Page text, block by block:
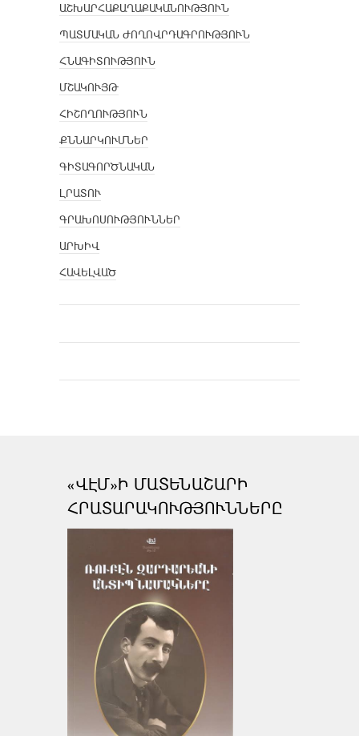
ԱՇԽԱՐՀԱՔԱՂԱՔԱԿԱՆՈՒԹՅՈՒՆ
ՊԱՏՄԱԿԱՆ ԺՈՂՈՎՐԴԱԳՐՈՒԹՅՈՒՆ
ՀՆԱԳԻՏՈՒԹՅՈՒՆ
ՄՇԱԿՈՒՅԹ
ՀԻՇՈՂՈՒԹՅՈՒՆ
ՔՆՆԱՐԿՈՒՄՆԵՐ
ԳԻՏԱԳՈՐԾՆԱԿԱՆ
ԼՐԱՏՈՒ
ԳՐԱԽՈՍՈՒԹՅՈՒՆՆԵՐ
ԱՐԽԻՎ
ՀԱՎԵԼՎԱԾ
«ՎԷՄ»Ի ՄԱՏԵՆԱՇԱՐԻ
ՀՐԱՏԱՐԱԿՈՒԹՅՈՒՆՆԵՐԸ